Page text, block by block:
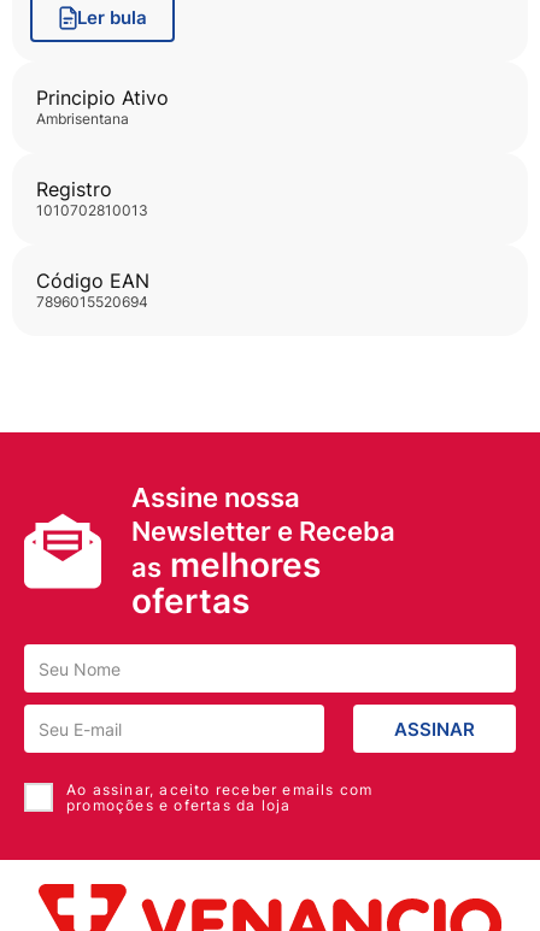
Ler bula
Principio Ativo
ambrisentana
Registro
1010702810013
Código EAN
7896015520694
Assine nossa
Newsletter e Receba
as melhores
ofertas
ASSINAR
Ao assinar, aceito receber emails com
promoções e ofertas da loja